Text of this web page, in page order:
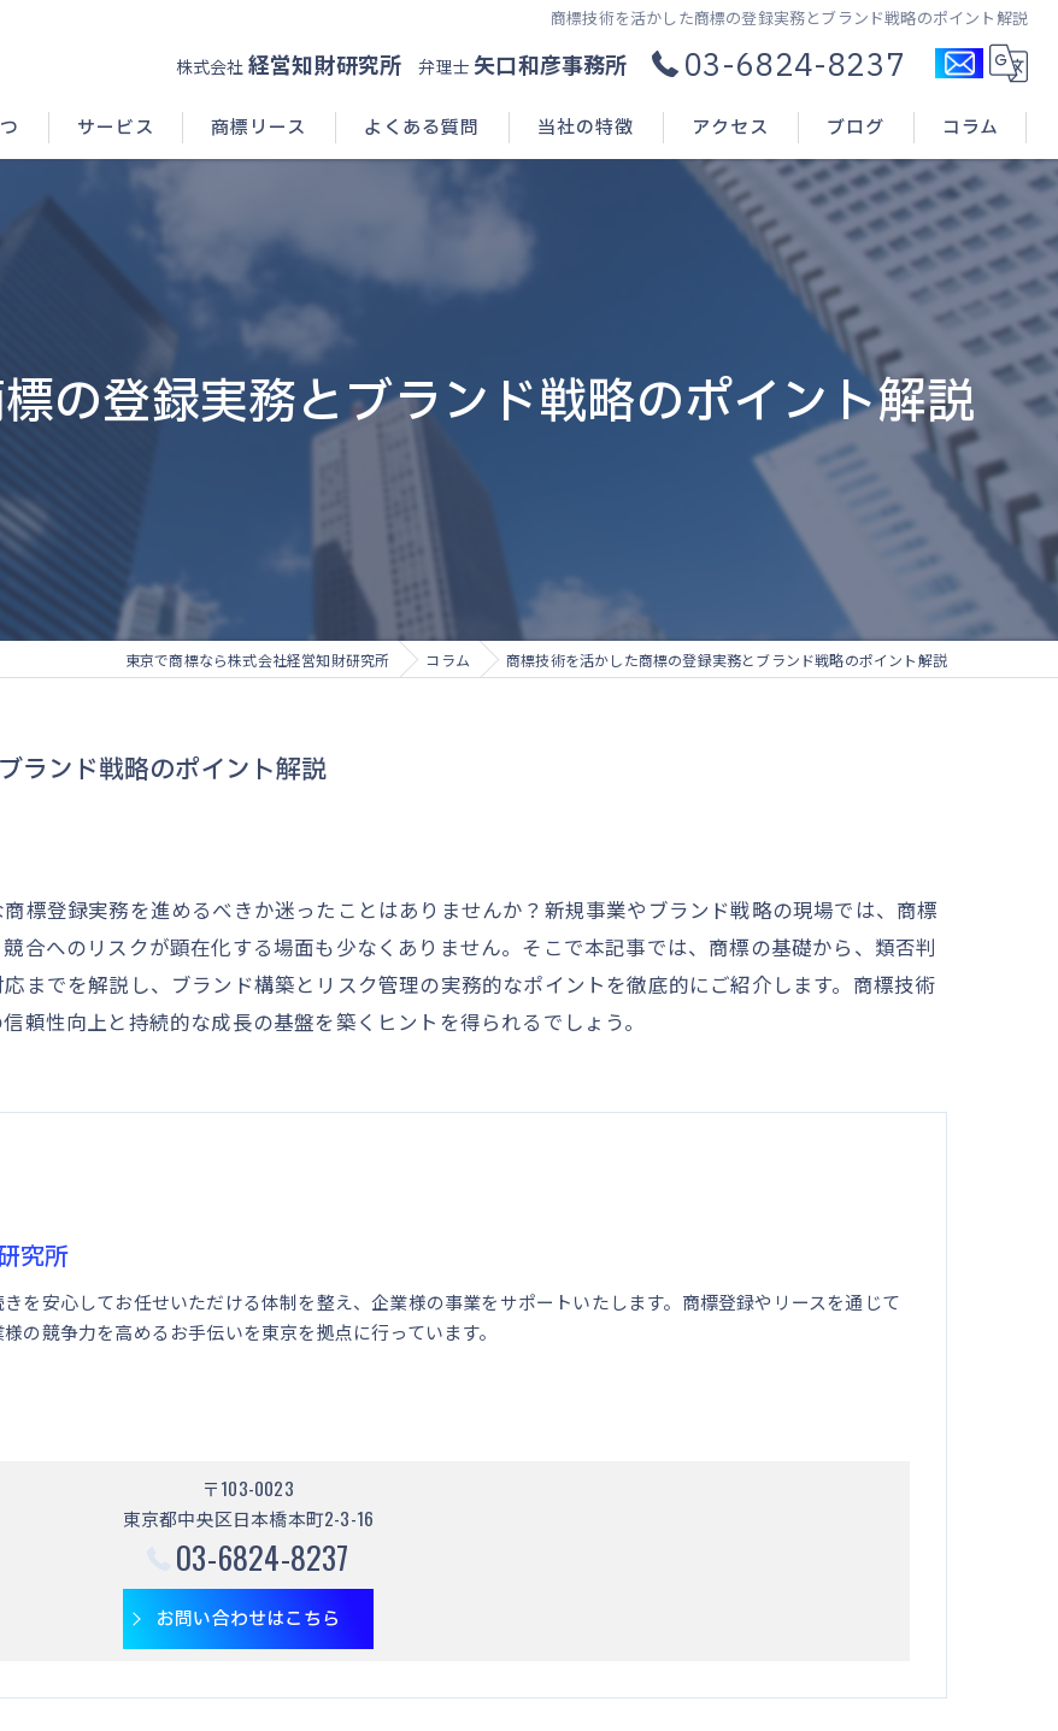
商標技術を活かした商標の登録実務とブランド戦略のポイント解説
株式会社 経営知財研究所 弁理士 矢口和彦事務所 03-6824-8237
サービス 商標リース よくある質問 当社の特徴
登録
アクセス ブログ コラム
の登録実務とブランド戦略のポイント解説
東京で商標なら株式会社経営知財研究所 コラム 商標技術を活かした商標の登録実務とブランド戦略のポイント解説
ランド戦略のポイント解説
標登録実務を進めるべきか迷ったことはありませんか？新規事業やブランド戦略の現場では、商標
合へのリスクが顕在化する場面も少なくありません。そこで本記事では、商標の基礎から、類否判
までを解説し、ブランド構築とリスク管理の実務的なポイントを徹底的にご紹介します。商標技術
頼性向上と持続的な成長の基盤を築くヒントを得られるでしょう。
究所
を安心してお任せいただける体制を整え、企業様の事業をサポートいたします。商標登録やリースを通じて
の競争力を高めるお手伝いを東京を拠点に行っています。
〒103-0023
東京都中央区日本橋本町2-3-16
03-6824-8237
お問い合わせはこちら